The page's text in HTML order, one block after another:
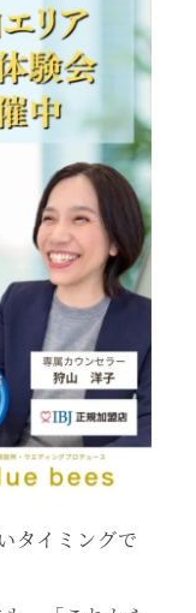
タイミングで